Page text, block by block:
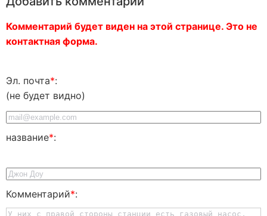
Комментарий будет виден на этой странице. Это не
контактная форма.
Эл. почта*:
(не будет видно)
название*:
Комментарий*: